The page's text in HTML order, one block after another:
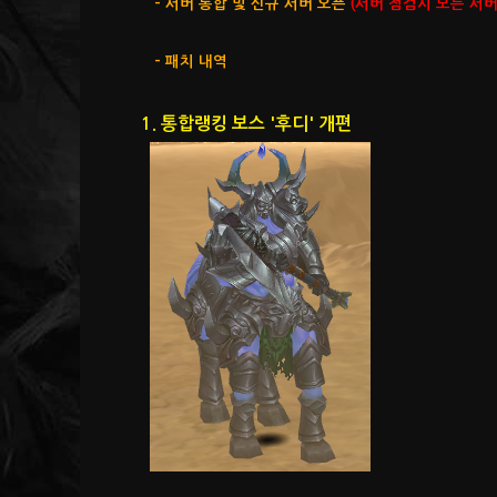
- 서버 통합 및 신규 서버 오픈 (서버 점검시 모든 서
- 패치 내역
1. 통합랭킹 보스 '후디' 개편